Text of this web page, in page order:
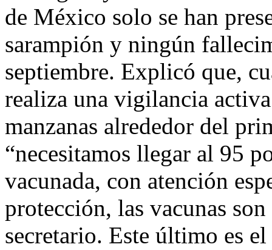
de México solo se han
sarampión y ningún
septiembre. Explicó que,
realiza una vigilancia
manzanas alrededor del
“necesitamos llegar al 95
vacunada, con atención
protección, las vacunas
secretario. Este último es